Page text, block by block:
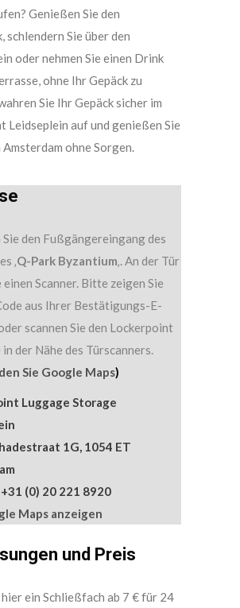
Genießen Sie den
schlendern Sie über den
oder nehmen Sie einen Drink
ohne Ihr Gepäck zu
Sie Ihr Gepäck sicher im
Leidseplein auf und genießen Sie
ohne Sorgen.
Sie den Fußgängereingang des
‚Q-Park Byzantium‚. An der Tür
einen Scanner. Bitte zeigen Sie
aus Ihrer Bestätigungs-E-
scannen Sie den Lockerpoint
der Nähe des Türscanners.
Sie Google Maps)
Luggage Storage
1G, 1054 ET
(0) 20 221 8920
Maps anzeigen
und Preis
hier ein Schließfach ab 7 € für 24